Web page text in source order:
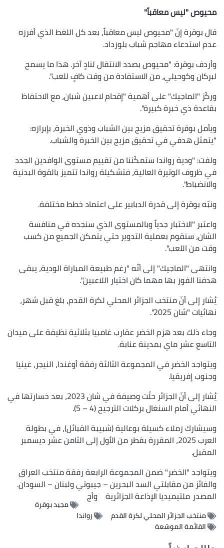
محيوص "ليس معاقباً"
قال بوقرة إنّ "محيوص ليس معاقباً، بعد كل اللغط الذي أفرزه
عدم استدعاء مهاجم شباب بلوزداد.
وأردف بوقرة: "محيوص بصدد الانتقال لنادٍ آخر. هذا ما يسمح
لبركان وكوحيلي، من الاستفادة من وقت كافٍ للعب".
وركّز "الماجيك" على أهمية "إقحام لاعبين شبان، مع الاحتفاظ
بقاعدة ذي خبرة كبيرة".
ويأمل بوقرة تحقيق مزيج بين الشباب وذوي الخبرة، بإبرازه:
"يتمثل هدفي في تحقيق مزيج بين الخبرة والشباب.
ولفت: "ودية رواندا ستمكّننا من تقييم مستوى الوافدين الجدد
في ظروف الوتيرة العالية، فتشكيلة رواندا تتميز بالقوة البدنية
والانضباط".
ونبّه بوقرة إلى قدرة الدبابير على اعتماد خطط مختلفة.
واعتبر "الاختبار جدياً وبالمستوى الذي سنجده في منافسة
الشان، سنقوم بعملية التدوير حتي يتمكن الجميع من كسب
وقت من اللعب".
وانتهى "الماجيك" إلى أنّه "رغم طبيعة المباراة الودية، يبقى
هدفنا الفوز بها مهما كان اختيار اللاعبين".
يُشار إلى أنّ منتخب الجزائر المحلي لكرة القدم، بلغ قبل شهر،
نهائيات "شان 2025".
وجاء ذلك بعد هزم الخضر عقارب غامبيا بثلاثية نظيفة على ميدان
التاسع عشر ماي بمدينة عنابة.
ويتواجد الخضر في المجموعة الثالثة رفقة أوغندا، النيجر، غينيا
وجنوب إفريقيا.
يُشار إلى أنّ الجزائر حلّت وصيفة في شان 2023، بعد خسارتها في
النهائي أمام السنغال بركلات الترجيح (4 – 5).
وسيشارك زملاء كسيلة بوعالية (شبيبة القبائل)، في بطولة
العرب 2025، المقررة بقطر من الأول إلى الثامن عشر ديسمبر
المقبل.
ويتواجد "الخضر" ضمن المجموعة الرابعة رفقة منتخب العراق
والفائز من مقابلتي السد البحرين – جيبوتي ولبنان – السودان.
المصدرملتيميديا الإذاعة الجزائرية وأج
مجيد بوقرة
منتخب الجزائر المحلي لكرة القدم
رواندا
القائمة الموسّعة